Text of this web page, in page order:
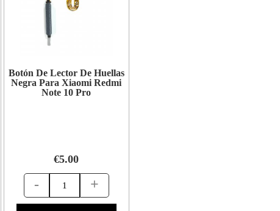
Botón De Lector De Huellas
Negra Para Xiaomi Redmi
Note 10 Pro
€5.00
- +